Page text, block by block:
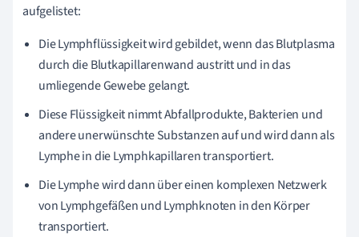
aufgelistet:
Die Lymphflüssigkeit wird gebildet, wenn das Blutplasma
durch die Blutkapillarenwand austritt und in das
umliegende Gewebe gelangt.
Diese Flüssigkeit nimmt Abfallprodukte, Bakterien und
andere unerwünschte Substanzen auf und wird dann als
Lymphe in die Lymphkapillaren transportiert.
Die Lymphe wird dann über einen komplexen Netzwerk
von Lymphgefäßen und Lymphknoten in den Körper
transportiert.